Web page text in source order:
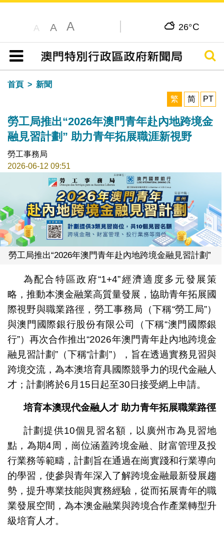
A A A 26°C
目錄
搜尋
首頁
新聞
繁
简 PT
勞工局推出“2026年澳門青年赴內地跨境金
融見習計劃” 助力青年拓展職涯新視野
勞工事務局
2026-06-12 09:51
勞工局推出“2026年澳門青年赴內地跨境金融見習計劃”
為配合特區政府“1+4”經濟適度多元發展策
略，推動本澳金融業高質量發展，協助青年拓展國
際視野與職業路徑，勞工事務局（下稱“勞工局”）
與澳門國際銀行股份有限公司（下稱“澳門國際銀
行”）再次合作推出“2026年澳門青年赴內地跨境金
融見習計劃”（下稱“計劃”），旨在透過實務見習與
跨境交流，為本澳培育具國際競爭力的現代金融人
才；計劃將於6月15日起至30日接受網上申請。
培育本澳現代金融人才 助力青年拓展職業路徑
計劃提供10個見習名額，以廣州市為見習地
點，為期4周，崗位涵蓋跨境金融、財富管理及投
行業務等範疇，計劃旨在通過在崗實踐和行業導向
的學習，使參與青年深入了解跨境金融最新發展趨
勢，提升專業技能與實務經驗，從而拓展青年的職
業發展空間，為本澳金融業與跨境合作產業轉型升
級培育人才。